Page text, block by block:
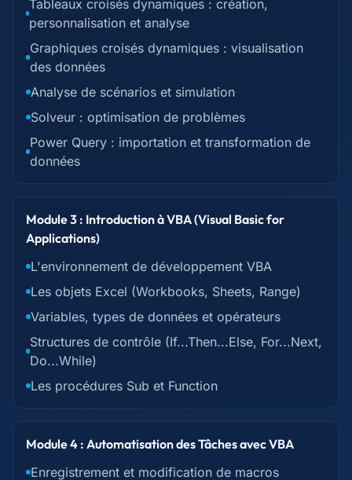
Tableaux croisés dynamiques : création,
personnalisation et analyse
Graphiques croisés dynamiques : visualisation
des données
Analyse de scénarios et simulation
Solveur : optimisation de problèmes
Power Query : importation et transformation de
données
Module 3 : Introduction à VBA (Visual Basic for
Applications)
L'environnement de développement VBA
Les objets Excel (Workbooks, Sheets, Range)
Variables, types de données et opérateurs
Structures de contrôle (If...Then...Else, For...Next,
Do...While)
Les procédures Sub et Function
Module 4 : Automatisation des Tâches avec VBA
Enregistrement et modification de macros